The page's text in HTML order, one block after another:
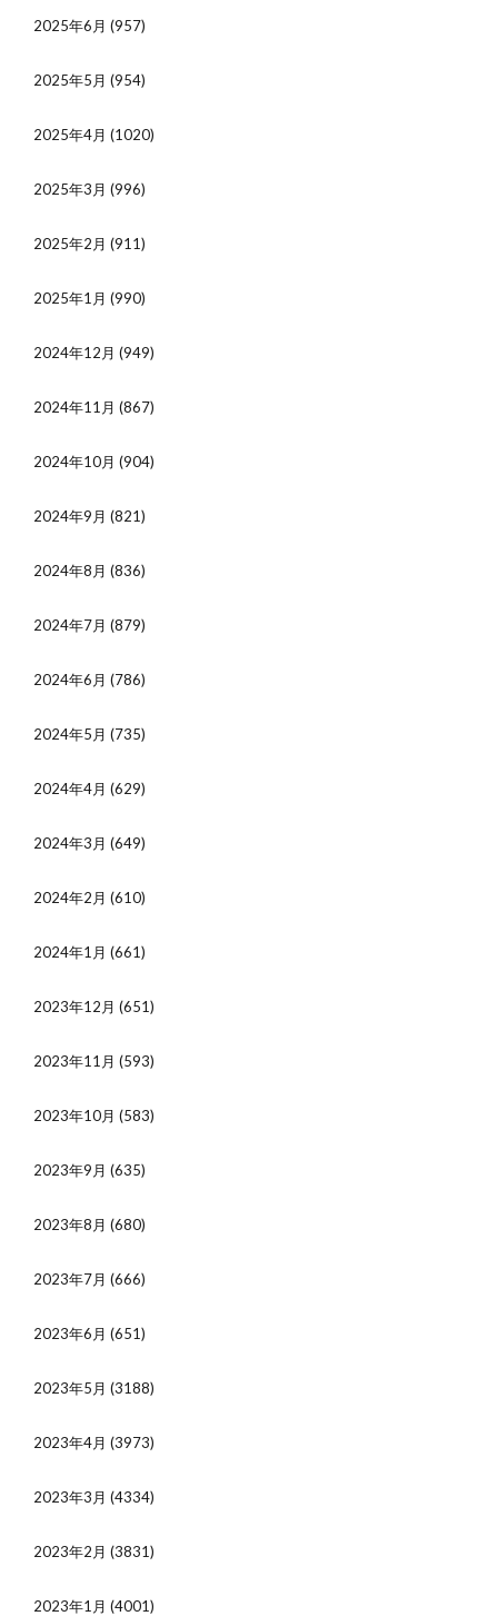
2025年6月 (957)
2025年5月 (954)
2025年4月 (1020)
2025年3月 (996)
2025年2月 (911)
2025年1月 (990)
2024年12月 (949)
2024年11月 (867)
2024年10月 (904)
2024年9月 (821)
2024年8月 (836)
2024年7月 (879)
2024年6月 (786)
2024年5月 (735)
2024年4月 (629)
2024年3月 (649)
2024年2月 (610)
2024年1月 (661)
2023年12月 (651)
2023年11月 (593)
2023年10月 (583)
2023年9月 (635)
2023年8月 (680)
2023年7月 (666)
2023年6月 (651)
2023年5月 (3188)
2023年4月 (3973)
2023年3月 (4334)
2023年2月 (3831)
2023年1月 (4001)